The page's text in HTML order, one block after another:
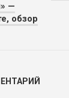
—
обзор